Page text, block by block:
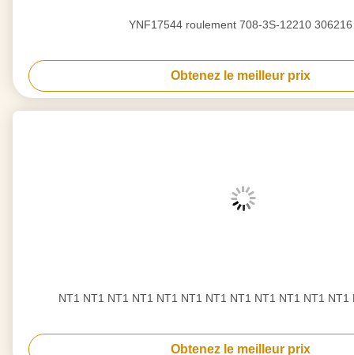
YNF17544 roulement 708-3S-12210 306216
Obtenez le meilleur prix
NT1 NT1 NT1 NT1 NT1 NT1 NT1 NT1 NT1 NT1 NT1 NT1
Obtenez le meilleur prix